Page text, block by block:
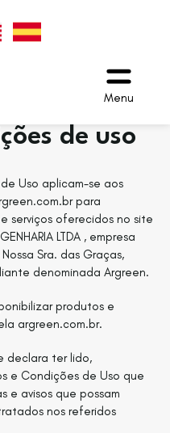
Menu
de uso
Uso aplicam-se aos
para
serviços oferecidos no site
LTDA , empresa
Sra. das Graças,
denominada Argreen.
produtos e
argreen.com.br.
declara ter lido,
e Condições de Uso que
e avisos que possam
nos referidos